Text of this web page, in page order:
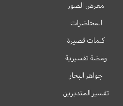
معرض الصور
المحاضرات
كلمات قصيرة
ومضة تفسيرية
جواهر البحار
تفسير المتدبرين